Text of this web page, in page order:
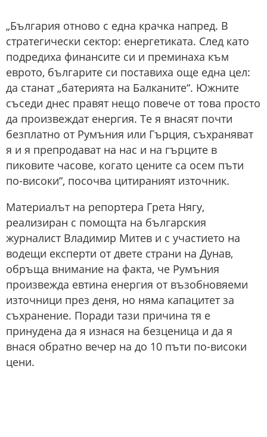
„България отново с една крачка напред. В
стратегически сектор: енергетиката. След като
подредиха финансите си и преминаха към
еврото, българите си поставиха още една цел:
да станат „батерията на Балканите“. Южните
съседи днес правят нещо повече от това просто
да произвеждат енергия. Те я внасят почти
безплатно от Румъния или Гърция, съхраняват
я и я препродават на нас и на гърците в
пиковите часове, когато цените са осем пъти
по-високи“, посочва цитираният източник.
Материалът на репортера Грета Нягу,
реализиран с помощта на българския
журналист Владимир Митев и с участието на
водещи експерти от двете страни на Дунав,
обръща внимание на факта, че Румъния
произвежда евтина енергия от възобновяеми
източници през деня, но няма капацитет за
съхранение. Поради тази причина тя е
принудена да я изнася на безценица и да я
внася обратно вечер на до 10 пъти по-високи
цени.